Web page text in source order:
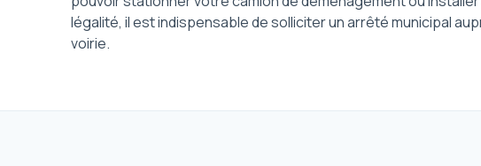
légalité, il est indispensable de solliciter un arrêté municipal
voirie.